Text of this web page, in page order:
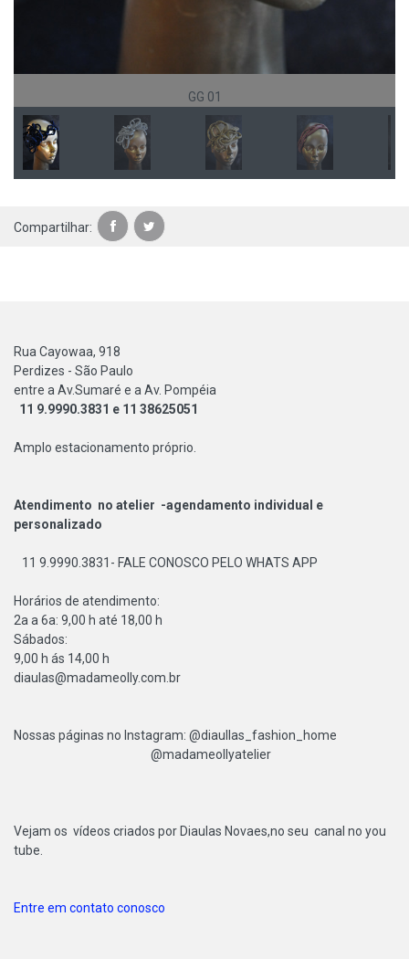
GG 01
Compartilhar:
Rua Cayowaa, 918
Perdizes - São Paulo
entre a Av.Sumaré e a Av. Pompéia
11 9.9990.3831 e 11 38625051
Amplo estacionamento próprio.
Atendimento no atelier -agendamento individual e
personalizado
11 9.9990.3831- FALE CONOSCO PELO WHATS APP
Horários de atendimento:
2a a 6a: 9,00 h até 18,00 h
Sábados:
9,00 h ás 14,00 h
diaulas@madameolly.com.br
Nossas páginas no Instagram: @diaullas_fashion_home
@madameollyatelier
Vejam os vídeos criados por Diaulas Novaes,no seu canal no you
tube.
Entre em contato conosco